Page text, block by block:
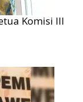
Komisi III